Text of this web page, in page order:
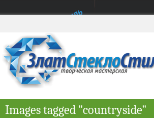
Images tagged "countryside"